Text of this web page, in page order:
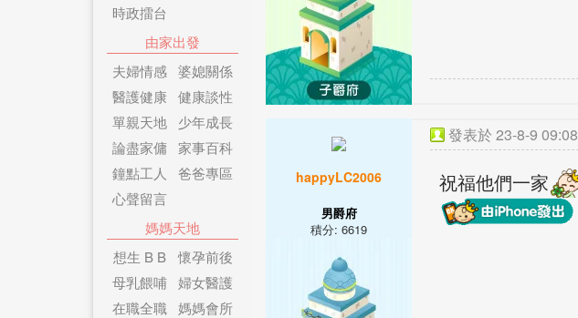
時政擂台
由家出發
夫婦情感 婆媳關係
醫護健康
健康談性
單親天地
少年成長
論盡家傭
家事百科
鐘點工人
爸爸專區
心聲留言
媽媽天地
想生 B B
懷孕前後
母乳餵哺 婦女醫護
在職全職
媽媽會所
happyLC2006
男爵府
積分: 6619
發表於 23-8-9 09:08
祝福他們一家